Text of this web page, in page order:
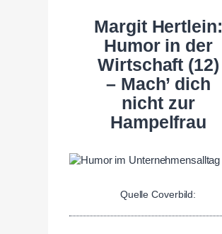
Margit Hertlein:
Humor in der
Wirtschaft (12)
– Mach’ dich
nicht zur
Hampelfrau
Quelle Coverbild: